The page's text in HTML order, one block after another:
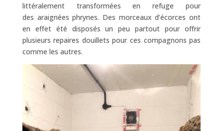
littéralement transformées en refuge pour
des araignées phrynes. Des morceaux d’écorces ont
en effet été disposés un peu partout pour offrir
plusieurs repaires douillets pour ces compagnons pas
comme les autres.